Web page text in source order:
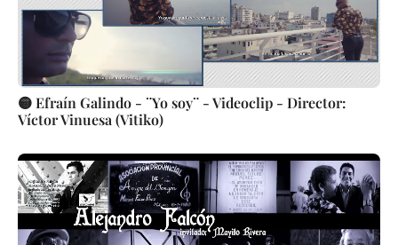
🟡 Efraín Galindo - ¨Yo soy¨ - Videoclip - Director:
Víctor Vinuesa (Vitiko)